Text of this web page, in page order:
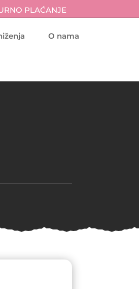
PLAĆANJE
O nama